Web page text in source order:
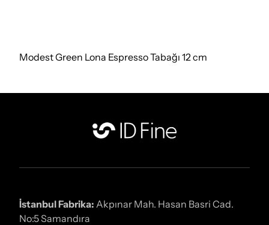
Modest Green Lona Espresso Tabağı 12 cm
İstanbul Fabrika: Akpınar Mah. Hasan Basri Cad.
No:5 Samandıra